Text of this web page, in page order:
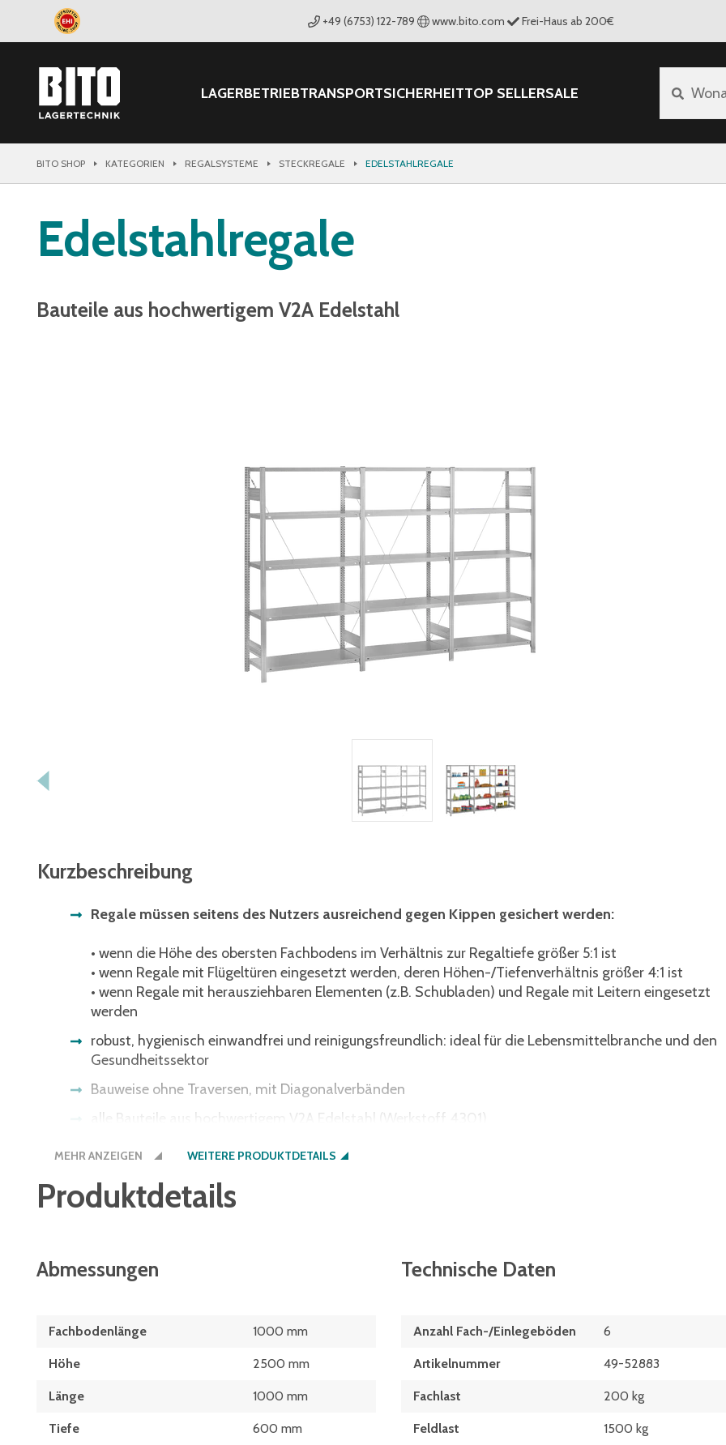
+49 (6753) 122-789 www.bito.com Frei-Haus ab 200€
LAGERBETRIEBTRANSPORTSICHERHEITTOP SELLERSALE
BITO SHOP KATEGORIEN REGALSYSTEME STECKREGALE EDELSTAHLREGALE
Edelstahlregale
Bauteile aus hochwertigem V2A Edelstahl
Kurzbeschreibung
Regale müssen seitens des Nutzers ausreichend gegen Kippen gesichert werden:
• wenn die Höhe des obersten Fachbodens im Verhältnis zur Regaltiefe größer 5:1 ist
• wenn Regale mit Flügeltüren eingesetzt werden, deren Höhen-/Tiefenverhältnis größer 4:1 ist
• wenn Regale mit herausziehbaren Elementen (z.B. Schubladen) und Regale mit Leitern eingesetzt
werden
robust, hygienisch einwandfrei und reinigungsfreundlich: ideal für die Lebensmittelbranche und den
Gesundheitssektor
Bauweise ohne Traversen, mit Diagonalverbänden
alle Bauteile aus hochwertigem V2A Edelstahl (Werkstoff 4301)
beständig gegen Wärme, Kälte und viele Chemikalien
schneller und einfacher Aufbau durch schraublose Montage spart Zeit
Fachböden im Raster von 25 mm höhenverstellbar
MEHR ANZEIGEN WEITERE PRODUKTDETAILS
Produktdetails
Abmessungen
Fachbodenlänge 1000 mm
Höhe 2500 mm
Länge 1000 mm
Tiefe 600 mm
Technische Daten
Anzahl Fach-/Einlegeböden 6
Artikelnummer 49-52883
Fachlast 200 kg
Feldlast 1500 kg